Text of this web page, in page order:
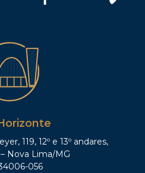
119, 12º e 13º andares,
Nova Lima/MG
056